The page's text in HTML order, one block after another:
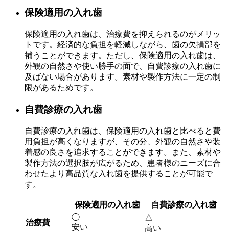
保険適用の入れ歯
保険適用の入れ歯は、治療費を抑えられるのがメリッ
トです。経済的な負担を軽減しながら、歯の欠損部を
補うことができます。ただし、保険適用の入れ歯は、
外観の自然さや使い勝手の面で、自費診療の入れ歯に
及ばない場合があります。素材や製作方法に一定の制
限があるためです。
自費診療の入れ歯
自費診療の入れ歯は、保険適用の入れ歯と比べると費
用負担が高くなりますが、その分、外観の自然さや装
着感の良さを追求することができます。また、素材や
製作方法の選択肢が広がるため、患者様のニーズに合
わせたより高品質な入れ歯を提供することが可能で
す。
保険適用の入れ歯 自費診療の入れ歯
治療費
◯
安い
△
高い